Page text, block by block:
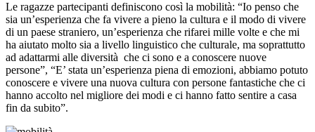
Le ragazze partecipanti definiscono così la mobilità: “Io penso che
sia un’esperienza che fa vivere a pieno la cultura e il modo di vivere
di un paese straniero, un’esperienza che rifarei mille volte e che mi
ha aiutato molto sia a livello linguistico che culturale, ma soprattutto
ad adattarmi alle diversità che ci sono e a conoscere nuove
persone”, “E’ stata un’esperienza piena di emozioni, abbiamo potuto
conoscere e vivere una nuova cultura con persone fantastiche che ci
hanno accolto nel migliore dei modi e ci hanno fatto sentire a casa
fin da subito”.